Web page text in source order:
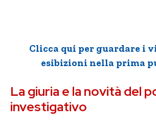
Clicca qui per guardare i
esibizioni nella prima
La giuria e la novità del
investigativo